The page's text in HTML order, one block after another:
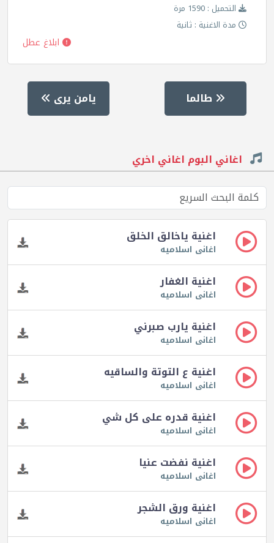
التحميل : 1590 مرة
مدة الاغنية : ثانية
ابلاغ عطل
طالما يامن يرى
اغاني البوم اغاني اخري
اغنية ياخالق الخلق
اغانى اسلاميه
اغنية الغفار
اغانى اسلاميه
اغنية يارب صبرني
اغانى اسلاميه
اغنية ع التوتة والساقيه
اغانى اسلاميه
اغنية قدره على كل شي
اغانى اسلاميه
اغنية نفضت عنيا
اغانى اسلاميه
اغنية ورق الشجر
اغانى اسلاميه